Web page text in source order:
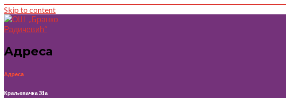
Skip to content
Адреса
Адреса
Краљевачка 31а